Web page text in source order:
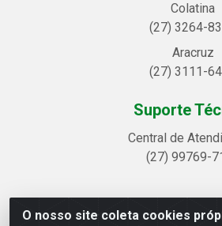
O nosso site coleta cookies
Colatina
(27) 3264-
Aracruz
(27) 3111-
Suporte
Central de
(27) 99769-